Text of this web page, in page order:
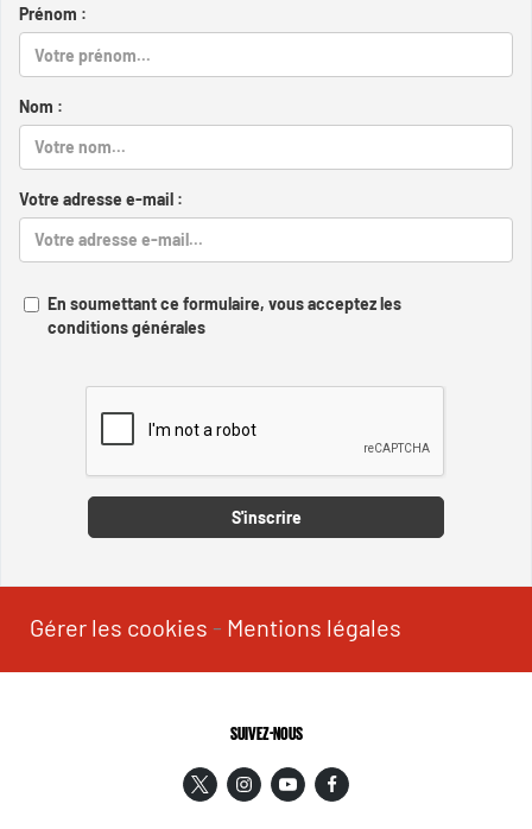
Prénom :
Nom :
Votre adresse e-mail :
En soumettant ce formulaire, vous acceptez les
conditions générales
S'inscrire
Gérer les cookies - Mentions légales
SUIVEZ-NOUS